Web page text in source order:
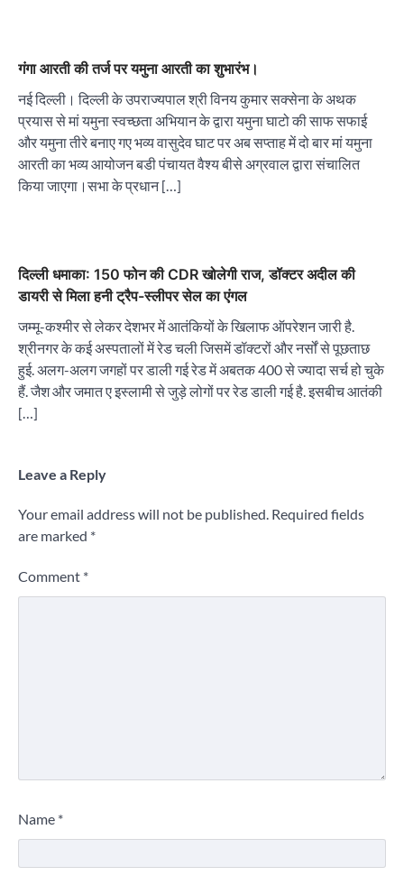
गंगा आरती की तर्ज पर यमुना आरती का शुभारंभ।
नई दिल्ली। दिल्ली के उपराज्यपाल श्री विनय कुमार सक्सेना के अथक
प्रयास से मां यमुना स्वच्छता अभियान के द्वारा यमुना घाटो की साफ सफाई
और यमुना तीरे बनाए गए भव्य वासुदेव घाट पर अब सप्ताह में दो बार मां यमुना
आरती का भव्य आयोजन बडी पंचायत वैश्य बीसे अग्रवाल द्वारा संचालित
किया जाएगा।सभा के प्रधान […]
दिल्ली धमाका: 150 फोन की CDR खोलेगी राज, डॉक्टर अदील की
डायरी से मिला हनी ट्रैप-स्लीपर सेल का एंगल
जम्मू-कश्मीर से लेकर देशभर में आतंकियों के खिलाफ ऑपरेशन जारी है.
श्रीनगर के कई अस्पतालों में रेड चली जिसमें डॉक्टरों और नर्सों से पूछताछ
हुई. अलग-अलग जगहों पर डाली गई रेड में अबतक 400 से ज्यादा सर्च हो चुके
हैं. जैश और जमात ए इस्लामी से जुड़े लोगों पर रेड डाली गई है. इसबीच आतंकी
[…]
Leave a Reply
Your email address will not be published. Required fields
are marked *
Comment *
Name *